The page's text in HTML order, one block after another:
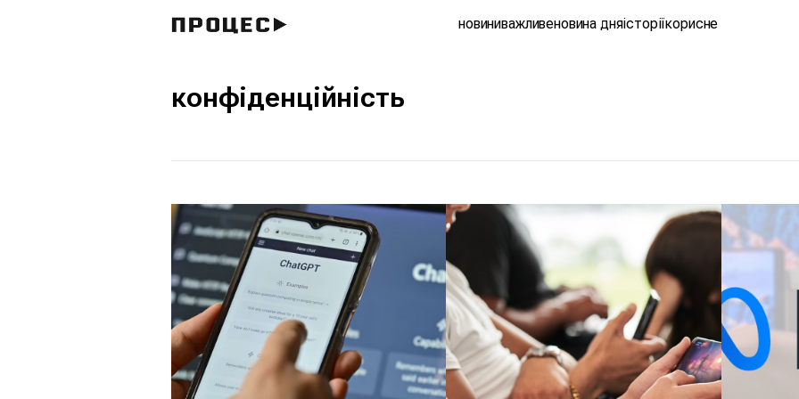
новиниважливеновина дняісторіїкорисне
конфіденційність